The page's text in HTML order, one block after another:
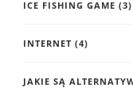
ICE FISHING GAME (3)
INTERNET (4)
JAKIE SĄ